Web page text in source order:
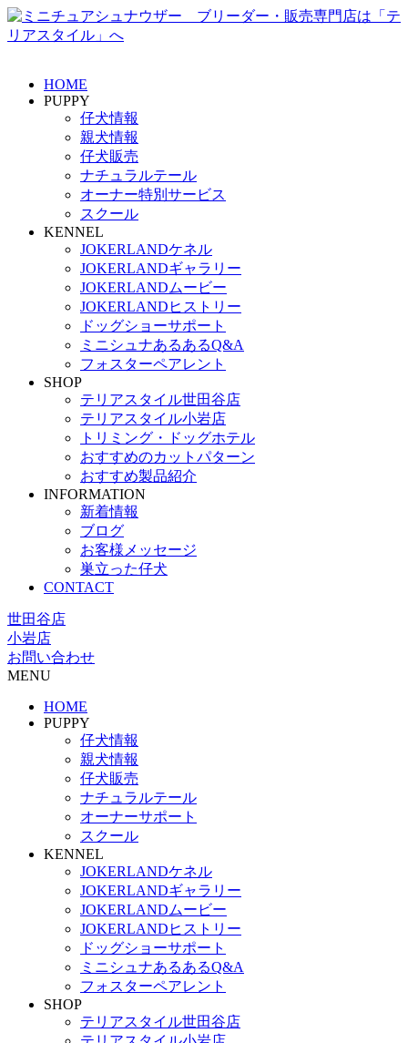
HOME
PUPPY
仔犬情報
親犬情報
仔犬販売
ナチュラルテール
オーナー特別サービス
スクール
KENNEL
JOKERLANDケネル
JOKERLANDギャラリー
JOKERLANDムービー
JOKERLANDヒストリー
ドッグショーサポート
ミニシュナあるあるQ&A
フォスターペアレント
SHOP
テリアスタイル世田谷店
テリアスタイル小岩店
トリミング・ドッグホテル
おすすめのカットパターン
おすすめ製品紹介
INFORMATION
新着情報
ブログ
お客様メッセージ
巣立った仔犬
CONTACT
世田谷店
小岩店
お問い合わせ
MENU
HOME
PUPPY
仔犬情報
親犬情報
仔犬販売
ナチュラルテール
オーナーサポート
スクール
KENNEL
JOKERLANDケネル
JOKERLANDギャラリー
JOKERLANDムービー
JOKERLANDヒストリー
ドッグショーサポート
ミニシュナあるあるQ&A
フォスターペアレント
SHOP
テリアスタイル世田谷店